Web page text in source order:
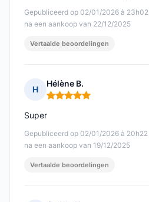
Gepubliceerd op 02/01/2026 à 23h02
na een aankoop van 22/12/2025
Vertaalde beoordelingen
H
Hélène B.
Opmerking: 5 van 5
Gepubliceerd op 02/01/2026 à 20h22
na een aankoop van 19/12/2025
Super
Vertaalde beoordelingen